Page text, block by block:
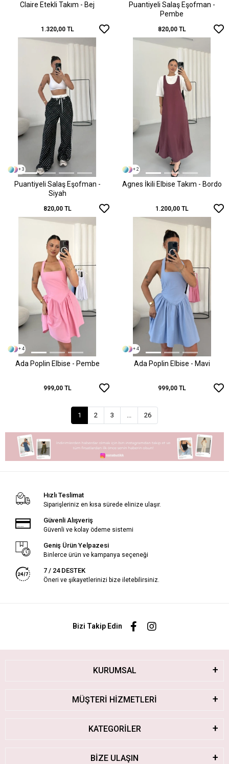
Claire Etekli Takım - Bej
1.320,00 TL
Puantiyeli Salaş Eşofman -
Pembe
820,00 TL
+ 3
Puantiyeli Salaş Eşofman -
Siyah
820,00 TL
+ 2
Agnes İkili Elbise Takım - Bordo
1.200,00 TL
+ 4
Ada Poplin Elbise - Pembe
999,00 TL
+ 4
Ada Poplin Elbise - Mavi
999,00 TL
1 2 3 ... 26
Hızlı Teslimat
Siparişleriniz en kısa sürede elinize ulaşır.
Güvenli Alışveriş
Güvenli ve kolay ödeme sistemi
Geniş Ürün Yelpazesi
Binlerce ürün ve kampanya seçeneği
7 / 24 DESTEK
Öneri ve şikayetlerinizi bize iletebilirsiniz.
Bizi Takip Edin
KURUMSAL
MÜŞTERİ HİZMETLERİ
KATEGORİLER
BİZE ULAŞIN